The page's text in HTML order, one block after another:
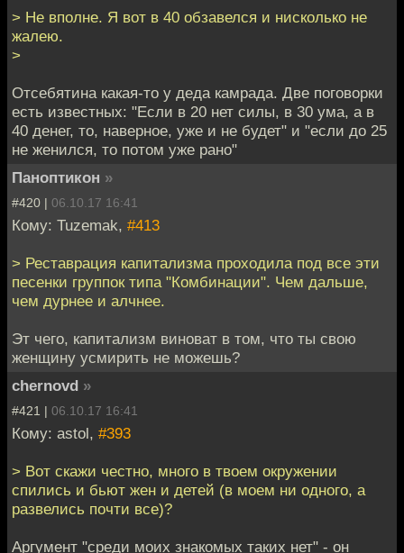
> Не вполне. Я вот в 40 обзавелся и нисколько не
жалею.
>
Отсебятина какая-то у деда камрада. Две поговорки
есть известных: "Если в 20 нет силы, в 30 ума, а в
40 денег, то, наверное, уже и не будет" и "если до 25
не женился, то потом уже рано"
Паноптикон »
#420 | 06.10.17 16:41
Кому: Tuzemak, #413
> Реставрация капитализма проходила под все эти
песенки группок типа "Комбинации". Чем дальше,
чем дурнее и алчнее.
Эт чего, капитализм виноват в том, что ты свою
женщину усмирить не можешь?
chernovd »
#421 | 06.10.17 16:41
Кому: astol, #393
> Вот скажи честно, много в твоем окружении
спились и бьют жен и детей (в моем ни одного, а
развелись почти все)?
Аргумент "среди моих знакомых таких нет" - он